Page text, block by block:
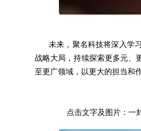
未来，聚名科技将深入学习
战略大局，持续探索更多元、
至更广领域，以更大的担当和
点击文字及图片： 一